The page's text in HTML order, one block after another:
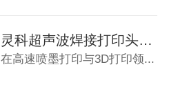
灵科超声波焊接打印头保护盖：为精密制造筑牢...
在高速喷墨打印与3D打印领...